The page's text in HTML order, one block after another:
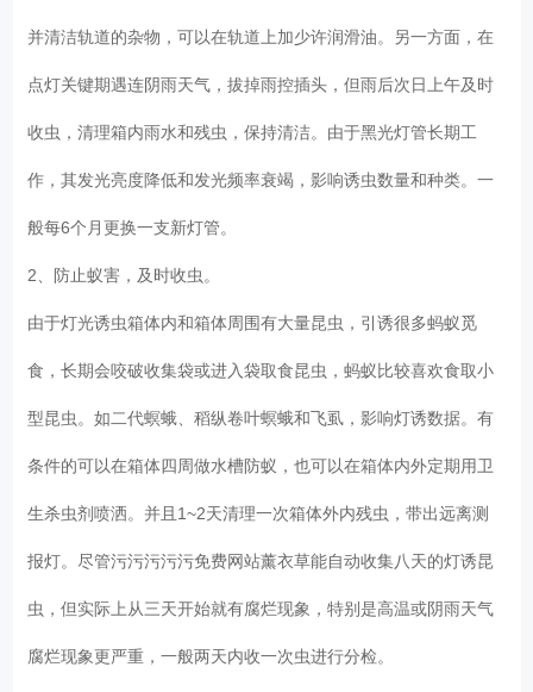
并清洁轨道的杂物，可以在轨道上加少许润滑油。另一方面，在
点灯关键期遇连阴雨天气，拔掉雨控插头，但雨后次日上午及时
收虫，清理箱内雨水和残虫，保持清洁。由于黑光灯管长期工
作，其发光亮度降低和发光频率衰竭，影响诱虫数量和种类。一
般每6个月更换一支新灯管。
2、防止蚁害，及时收虫。
由于灯光诱虫箱体内和箱体周围有大量昆虫，引诱很多蚂蚁觅
食，长期会咬破收集袋或进入袋取食昆虫，蚂蚁比较喜欢食取小
型昆虫。如二代螟蛾、稻纵卷叶螟蛾和飞虱，影响灯诱数据。有
条件的可以在箱体四周做水槽防蚁，也可以在箱体内外定期用卫
生杀虫剂喷洒。并且1~2天清理一次箱体外内残虫，带出远离测
报灯。尽管污污污污污免费网站薰衣草能自动收集八天的灯诱昆
虫，但实际上从三天开始就有腐烂现象，特别是高温或阴雨天气
腐烂现象更严重，一般两天内收一次虫进行分检。